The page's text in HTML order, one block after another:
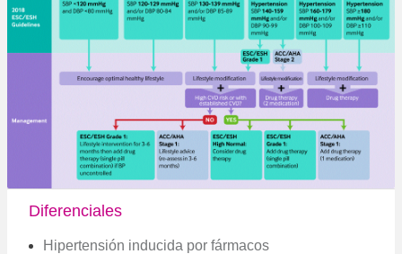
Diferenciales
Hipertensión inducida por fármacos